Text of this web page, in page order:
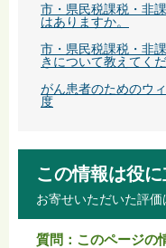
市・県民税課税・非
はありますか。
市・県民税課税・非
きについて教えてくだ
がん患者のためのウ
度
この情報は役
お寄せいただいた評価
質問：このページの